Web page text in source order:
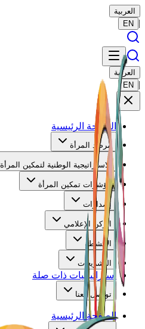
العربية
|
EN
العربية
|
EN
الصفحة الرئيسية
مرصد المرأة
الاستراتيجية الوطنية لتمكين المرأة 2030
مؤشرات تمكين المرأة
إصدارات
الركن الإعلامي
الأنشطة
التشريعات
استراتيجيات ذات صلة
تواصل معنا
الصفحة الرئيسية